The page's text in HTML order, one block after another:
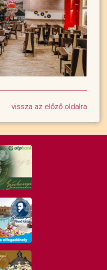
vissza az előző oldalra